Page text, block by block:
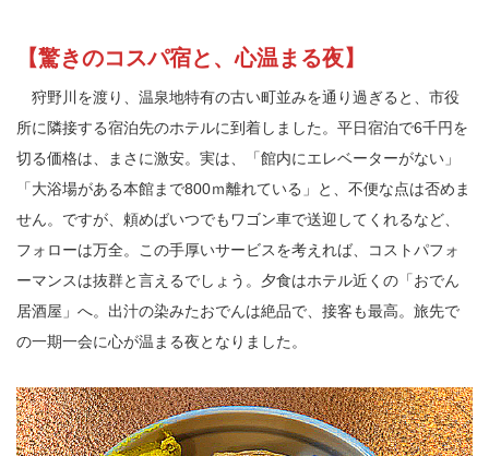
【驚きのコスパ宿と、心温まる夜】
狩野川を渡り、温泉地特有の古い町並みを通り過ぎると、市役
所に隣接する宿泊先のホテルに到着しました。平日宿泊で6千円を
切る価格は、まさに激安。実は、「館内にエレベーターがない」
「大浴場がある本館まで800ｍ離れている」と、不便な点は否めま
せん。ですが、頼めばいつでもワゴン車で送迎してくれるなど、
フォローは万全。この手厚いサービスを考えれば、コストパフォ
ーマンスは抜群と言えるでしょう。夕食はホテル近くの「おでん
居酒屋」へ。出汁の染みたおでんは絶品で、接客も最高。旅先で
の一期一会に心が温まる夜となりました。